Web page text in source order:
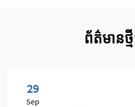
ព័ត៌មានថ្
29
Sep